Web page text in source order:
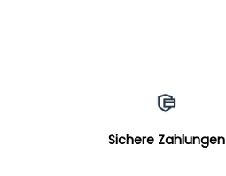
Sichere Zahlungen